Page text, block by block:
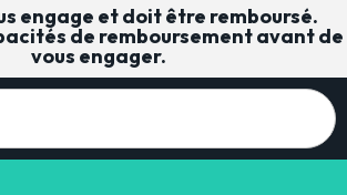
engage et doit être remboursé.
de remboursement avant de
vous engager.